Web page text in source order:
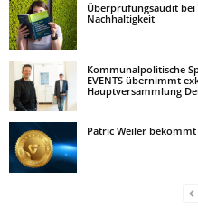
Überprüfungsaudit
Nachhaltigkeit
Kommunalpolitische
EVENTS übernimmt
Hauptversammlung
Patric Weiler bekommt